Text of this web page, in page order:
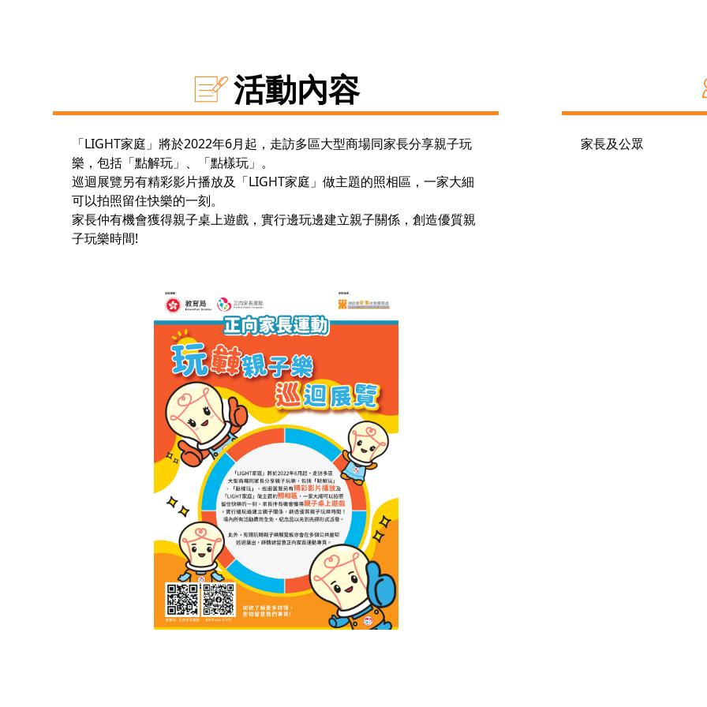
活動內容
「LIGHT家庭」將於2022年6月起，走訪多區大型商場同家長分享親子玩
樂，包括「點解玩」、「點樣玩」。
巡迴展覽另有精彩影片播放及「LIGHT家庭」做主題的照相區，一家大細
可以拍照留住快樂的一刻。
家長仲有機會獲得親子桌上遊戲，實行邊玩邊建立親子關係，創造優質親
子玩樂時間!
家長及公眾